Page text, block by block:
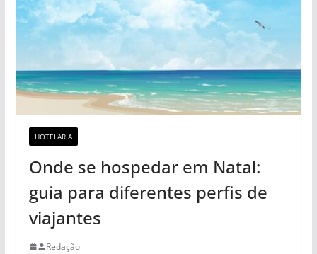
HOTELARIA
Onde se hospedar em Natal:
guia para diferentes perfis de
viajantes
Redação